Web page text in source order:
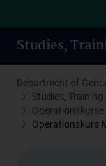
Studies,
Department of
Studies,
Operationskurs